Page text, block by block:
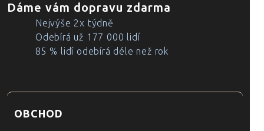
Dáme vám dopravu zdarma
Nejvýše 2x týdně
Odebírá už 177 000 lidí
85 % lidí odebírá déle než rok
OBCHOD